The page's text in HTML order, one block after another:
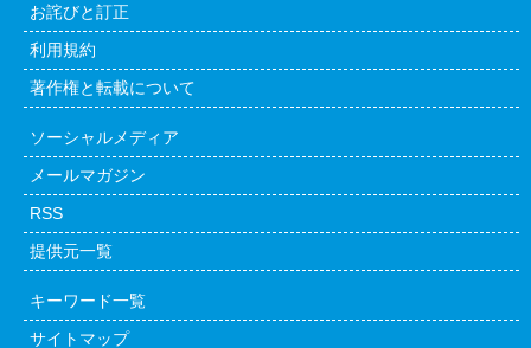
お詫びと訂正
利用規約
著作権と転載について
ソーシャルメディア
メールマガジン
RSS
提供元一覧
キーワード一覧
サイトマップ